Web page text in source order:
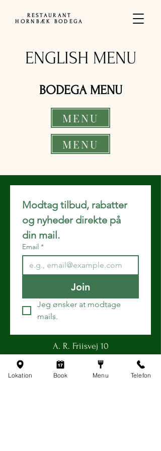
RESTAURANT
HORNBÆK BODEGA
ENGLISH MENU
BODEGA MENU
MENU
MENU
Modtag tilbud, rabatter
og nyheder direkte på
din mail.
Email *
Join
Jeg ønsker at modtage
mails.
A. R. Friisvej 10
3100 Hornbæk
Lokation Book Menu Telefon